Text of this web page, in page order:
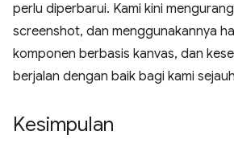
perlu diperbarui. Kami kini
screenshot, dan menggunakannya
komponen berbasis kanvas, dan
berjalan dengan baik bagi kami
Kesimpulan